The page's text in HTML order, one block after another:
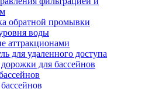
обратной промывки
воды
аттракционами
для удаленного доступа
для бассейнов